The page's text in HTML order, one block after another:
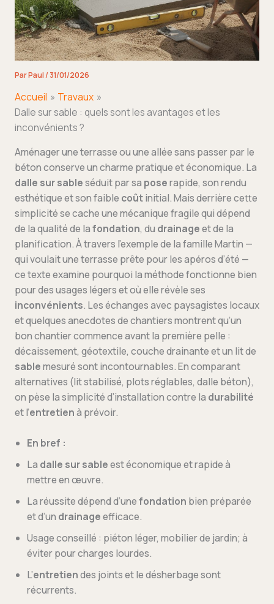
ParPaul/ 31/01/2026
Accueil
Travaux
Dalle sur sable : quels sont les avantages et les
inconvénients ?
Aménager une terrasse ou une allée sans passer par le
béton conserve un charme pratique et économique. La
dalle sur sableséduit par sa poserapide, son rendu
esthétique et son faible coûtinitial. Mais derrière cette
simplicité se cache une mécanique fragile qui dépend
de la qualité de lafondation, du drainageet de la
planification. À travers l’exemple de la famille Martin —
qui voulait une terrasse prête pour les apéros d’été —
ce texte examine pourquoi la méthode fonctionne bien
pour des usages légers et où elle révèle ses
inconvénients. Les échanges avec paysagistes locaux
et quelques anecdotes de chantiers montrent qu’un
bon chantier commence avant la première pelle :
décaissement, géotextile, couche drainante et un lit de
sablemesuré sont incontournables. En comparant
alternatives (lit stabilisé, plots réglables, dalle béton),
on pèse la simplicité d’installation contre la durabilité
et l’entretienà prévoir.
En bref :
La dalle sur sableest économique et rapide à
mettre en œuvre.
La réussite dépend d’unefondation bien préparée
et d’un drainageefficace.
Usage conseillé : piéton léger, mobilier de jardin; à
éviter pour charges lourdes.
L’entretiendes joints et le désherbage sont
récurrents.